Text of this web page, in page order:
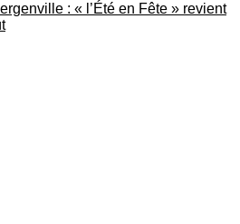
: « l’Été en Fête » revient